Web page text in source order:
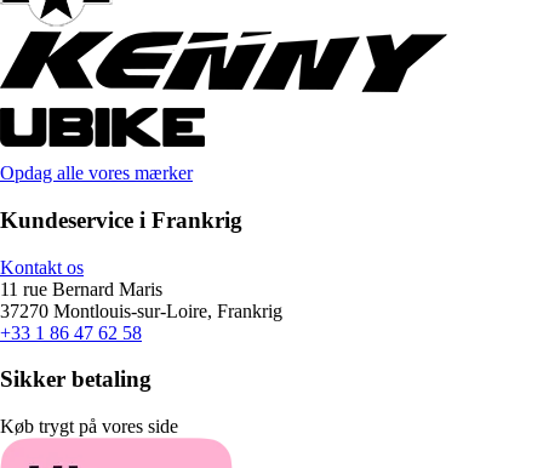
Opdag alle vores mærker
Kundeservice i Frankrig
Kontakt os
11 rue Bernard Maris
37270 Montlouis-sur-Loire, Frankrig
+33 1 86 47 62 58
Sikker betaling
Køb trygt på vores side